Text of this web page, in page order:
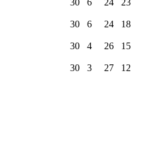
30 6 24 23
30 6 24 18
30 4 26 15
30 3 27 12